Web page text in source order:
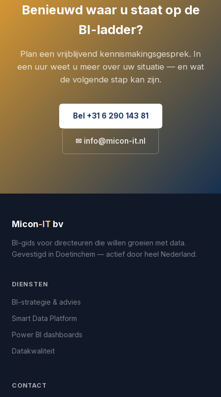
Benieuwd waar u staat op de
BI-ladder?
Plan een vrijblijvend kennismakingsgesprek. In
een uur weet u meer over uw situatie — en wat
de volgende stap kan zijn.
Bel +31 6 290 143 81
✉ info@micon-it.nl
Micon-IT bv
BI-gids voor directeuren die willen groeien met data.
Gevestigd in Doetinchem — actief door heel Nederland.
DIENSTEN
BI-strategie & advies
Smart Data Platform
Power BI dashboards
Datakwaliteit
CONTACT